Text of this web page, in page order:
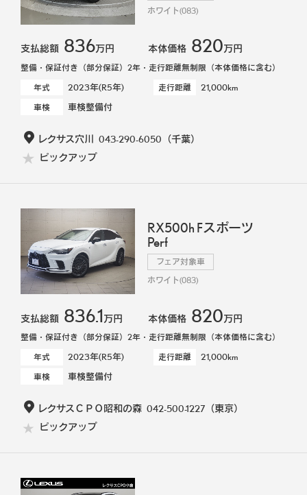
ホワイト(083)
支払総額 836万円 本体価格 820万円
整備・保証付き（部分保証）2年・走行距離無制限（本体価格に含む）
年式
2023年(R5年) 走行距離 21,000km
車検 車検整備付
レクサス穴川 043-290-6050 （千葉）
ピックアップ
RX500h Fスポーツ
Perf
フェア対象車
ホワイト(083)
支払総額 836.1万円 本体価格 820万円
整備・保証付き（部分保証）2年・走行距離無制限（本体価格に含む）
年式
2023年(R5年) 走行距離 21,000km
車検 車検整備付
レクサスＣＰＯ昭和の森 042-500-1227（東京）
ピックアップ